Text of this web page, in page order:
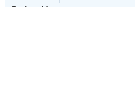
Preisgeld